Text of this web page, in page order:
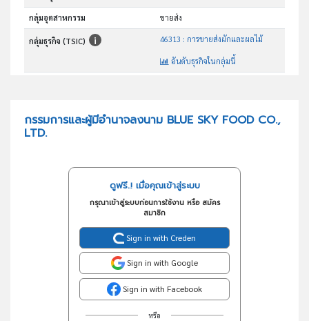
กลุ่มอุตสาหกรรม ขายส่ง
กลุ่มธุรกิจ (TSIC) 46313 : การขายส่งผักและผลไม้
อันดับธุรกิจในกลุ่มนี้
กรรมการและผู้มีอำนาจลงนาม BLUE SKY FOOD CO.,
LTD.
ดูฟรี..! เมื่อคุณเข้าสู่ระบบ
กรุณาเข้าสู่ระบบก่อนการใช้งาน หรือ สมัคร
สมาชิก
Sign in with Creden
Sign in with Google
Sign in with Facebook
หรือ